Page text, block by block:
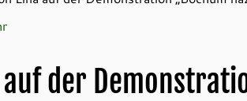
auf der